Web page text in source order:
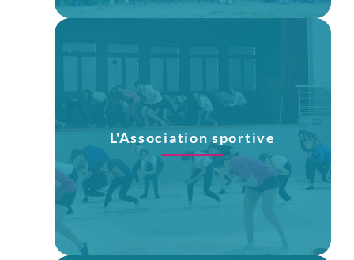
L'Association sportive